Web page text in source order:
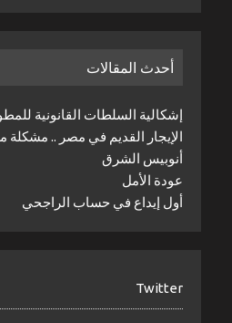
أحدث المقالات
إشكالية السلطات القانونية
الإيجار القديم في مصر .. مشكلة
أنوبيس الشرق
عودة الأمل
أول إيداع في حساب الراجحي
Twitter